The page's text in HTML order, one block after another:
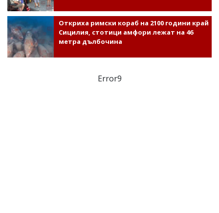
Откриха римски кораб на 2100 години край
Сицилия, стотици амфори лежат на 46
метра дълбочина
Error9